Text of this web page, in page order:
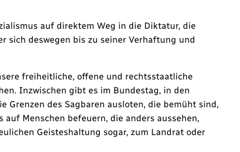
auf direktem Weg in die Diktatur, die
sich deswegen bis zu seiner Verhaftung und
freiheitliche, offene und rechtsstaatliche
Inzwischen gibt es im Bundestag, in den
Grenzen des Sagbaren ausloten, die bemüht sind,
Menschen befeuern, die anders aussehen,
Geisteshaltung sogar, zum Landrat oder